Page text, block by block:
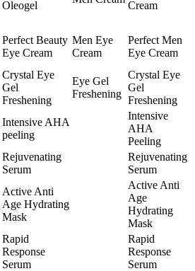
Oleogel
Cream
Perfect Beauty
Eye Cream
Men Eye
Cream
Perfect Men
Eye Cream
Crystal Eye
Gel
Freshening
Eye Gel
Freshening
Crystal Eye
Gel
Freshening
Intensive AHA
peeling
Intensive
AHA
Peeling
Rejuvenating
Serum
Rejuvenating
Serum
Active Anti
Age Hydrating
Mask
Active Anti
Age
Hydrating
Mask
Rapid
Response
Serum
Rapid
Response
Serum